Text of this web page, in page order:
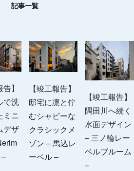
記事一覧
】
で洗
ミニ
デザ
【竣工報告】
邸宅に凛と佇
むシャビーな
クラシックメ
ゾン – 馬込レ
ーベル –
【竣工報告】
隅田川へ続く
水面デザイン
– 三ノ輪レー
ベルブルーム
–